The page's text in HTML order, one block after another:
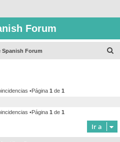
Forum
Spanish Forum
•Página 1 de 1
•Página 1 de 1
Ir a